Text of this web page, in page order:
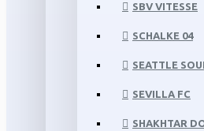
SBV VITESSE
SCHALKE 04
SEATTLE
SEVILLA FC
SHAKHTAR